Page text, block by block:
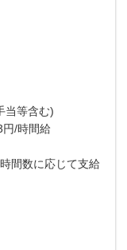
当等含む)
/時間給
間数に応じて支給